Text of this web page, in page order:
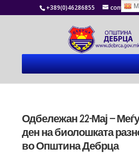
+389(0)46286855
Одбележан 22-Мај –
ден на биолошката
во Општина Дебрца